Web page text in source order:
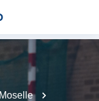
Moselle